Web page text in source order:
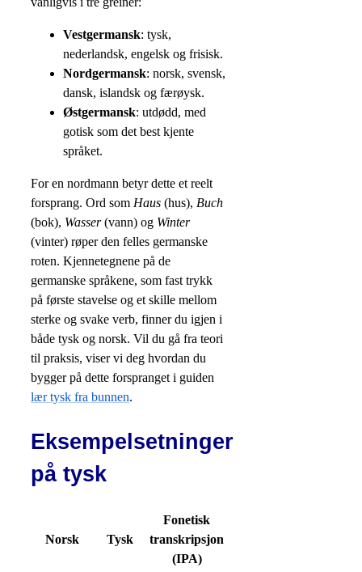
Vestgermansk: tysk,
nederlandsk, engelsk og frisisk.
Nordgermansk: norsk, svensk,
dansk, islandsk og færøysk.
Østgermansk: utdødd, med
gotisk som det best kjente
språket.
For en nordmann betyr dette et reelt
forsprang. Ord som Haus (hus), Buch
(bok), Wasser(vann) og Winter
(vinter) røper den felles germanske
roten. Kjennetegnene på de
germanske språkene, som fast trykk
på første stavelse og et skille mellom
sterke og svake verb, finner du igjen i
både tysk og norsk. Vil du gå fra teori
til praksis, viser vi deg hvordan du
bygger på dette forspranget i guiden
lær tysk fra bunnen.
Eksempelsetninger
på tysk
Norsk Tysk
Fonetisk
transkripsjon
(IPA)